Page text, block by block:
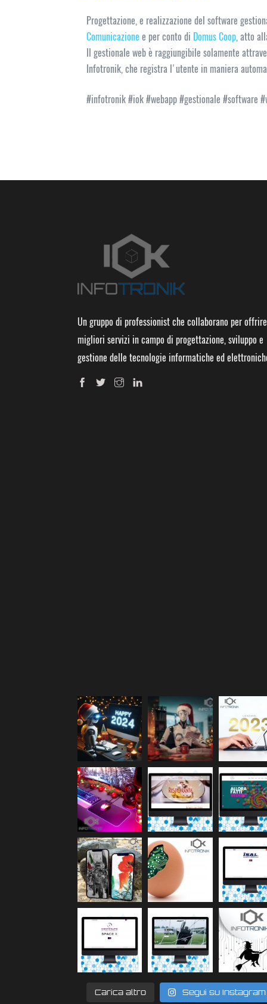
Progettazione, e realizzazione del software
Comunicazione e per conto di Domus Coop, atto
Il gestionale web è raggiungibile solamente
Infotronik, che registra l'utente in maniera
#infotronik #iok #webapp #gestionale #software
Un gruppo di professionist che collaborano per
migliori servizi in campo di progettazione, sviluppo e
gestione delle tecnologie informatiche ed
Carica altro Segui su Instagram